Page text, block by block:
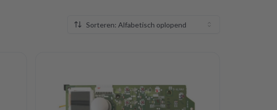
Sorteren: Alfabetisch oplopend